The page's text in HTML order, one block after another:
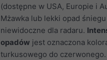
(dostępne w USA, Europie i
Mżawka lub lekki opad
niewidoczne dla radaru.
opadów jest oznaczona
turkusowego do czerwonego.